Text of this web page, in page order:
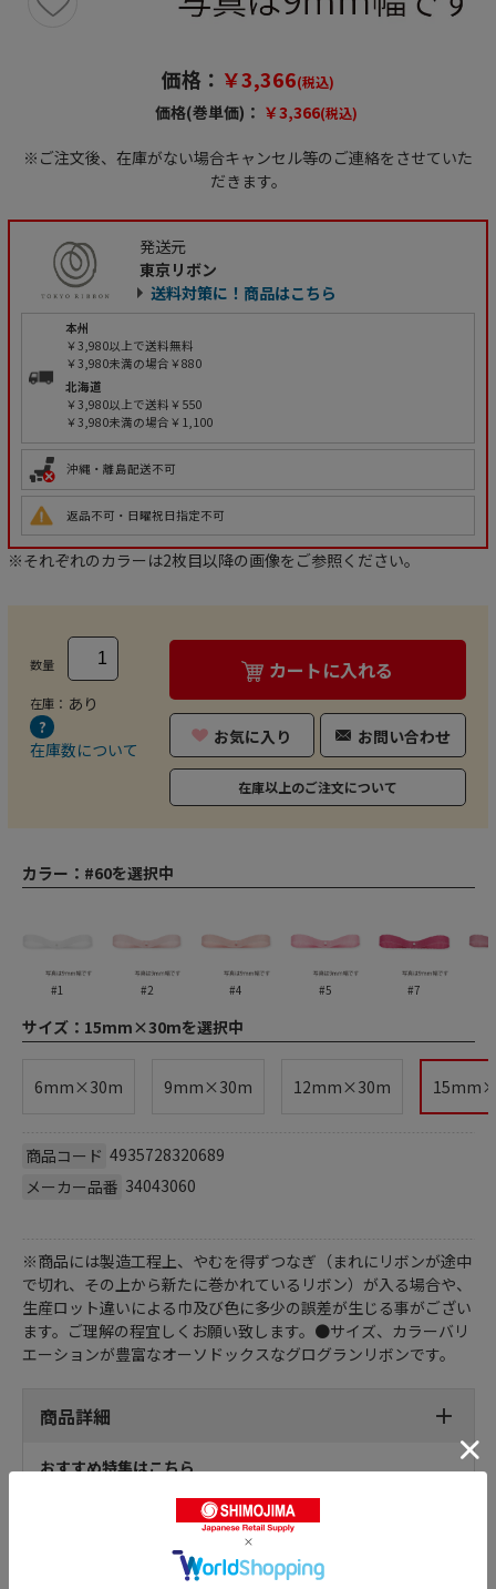
価格： ￥3,366(税込)
価格(巻単価)： ￥3,366(税込)
※ご注文後、在庫がない場合キャンセル等のご連絡をさせていた
だきます。
発送元
東京リボン
送料対策に！商品はこちら
本州
￥3,980以上で送料無料
￥3,980未満の場合￥880
北海道
￥3,980以上で送料￥550
￥3,980未満の場合￥1,100
沖縄・離島配送不可
返品不可・日曜祝日指定不可
※それぞれのカラーは2枚目以降の画像をご参照ください。
数量
在庫： あり
在庫数について
カートに入れる
お気に入り お問い合わせ
在庫以上のご注文について
カラー： #60を選択中
#1 #2 #4 #5 #7
サイズ： 15mm×30mを選択中
6mm×30m 9mm×30m 12mm×30m
商品コード 4935728320689
メーカー品番 34043060
※商品には製造工程上、やむを得ずつなぎ（まれにリボンが途中
で切れ、その上から新たに巻かれているリボン）が入る場合や、
生産ロット違いによる巾及び色に多少の誤差が生じる事がござい
ます。ご理解の程宜しくお願い致します。●サイズ、カラーバリ
エーションが豊富なオーソドックスなグログランリボンです。
商品詳細
おすすめ特集はこちら